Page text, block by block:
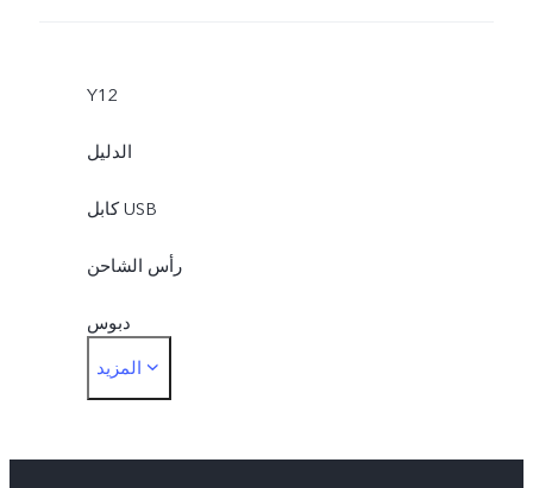
Y12
الدليل
كابل USB
رأس الشاحن
دبوس
جراب واقي
المزيد